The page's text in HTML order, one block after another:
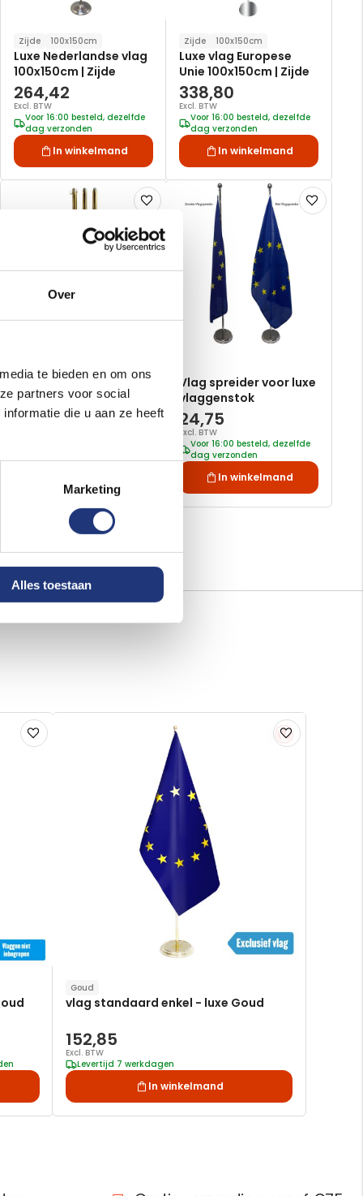
Over
te bieden en om ons
partners voor social
die u aan ze heeft
Marketing
Alles toestaan
Zijde 100x150cm
Luxe Nederlandse vlag
100x150cm | Zijde
264,42
Excl. BTW
Voor 16:00 besteld, dezelfde
dag verzonden
In winkelmand
Zijde 100x150cm
Luxe vlag Europese
Unie 100x150cm | Zijde
338,80
Excl. BTW
Voor 16:00 besteld, dezelfde
dag verzonden
In winkelmand
Voeg
toe
aan
verlanglijst
Goud 225cm
Vlaggenstok Goud
225cm - Luxe voor vlag
standaard
120,62
Voeg
toe
Vlag spreider voor luxe
vlaggenstok
24,75
Excl. BTW
Voor 16:00 besteld, dezelfde
dag verzonden
In winkelmand
Voeg
toe
Voeg
toe
Goud
vlag standaard enkel - luxe Goud
152,85
Excl. BTW
Levertijd 7 werkdagen
In winkelmand